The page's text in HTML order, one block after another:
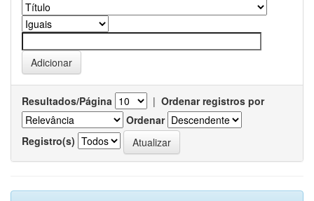
Resultados/Página | Ordenar registros por
Ordenar
Registro(s)